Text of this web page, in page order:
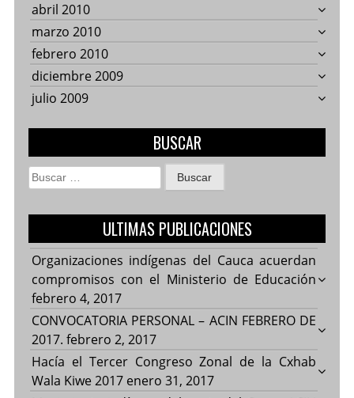
abril 2010
marzo 2010
febrero 2010
diciembre 2009
julio 2009
BUSCAR
Buscar:
ULTIMAS PUBLICACIONES
Organizaciones indígenas del Cauca acuerdan
compromisos con el Ministerio de Educación
febrero 4, 2017
CONVOCATORIA PERSONAL – ACIN FEBRERO DE
2017. febrero 2, 2017
Hacía el Tercer Congreso Zonal de la Cxhab
Wala Kiwe 2017 enero 31, 2017